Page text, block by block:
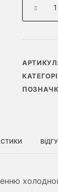
УТЕПЛЕНЕ
LOFT
АРТИКУЛ: